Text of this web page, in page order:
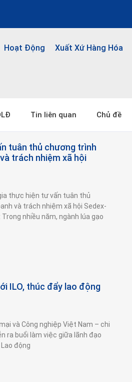
Hoạt Động Xuất Xứ Hàng Hóa
Tin liên quan Chủ đề
tuân thủ chương trình
trách nhiệm xã hội
thực hiện tư vấn tuân thủ
và trách nhiệm xã hội Sedex-
nhiều năm, ngành lúa gạo
ILO, thúc đẩy lao động
và Công nghiệp Việt Nam – chi
ra buổi làm việc giữa lãnh đạo
động